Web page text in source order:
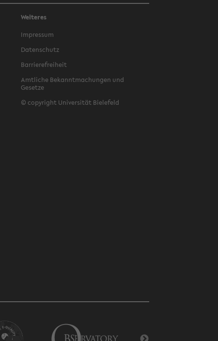
Weiteres
Impressum
Datenschutz
Barrierefreiheit
Amtliche Bekanntmachungen und
Gesetze
© copyright Universität Bielefeld